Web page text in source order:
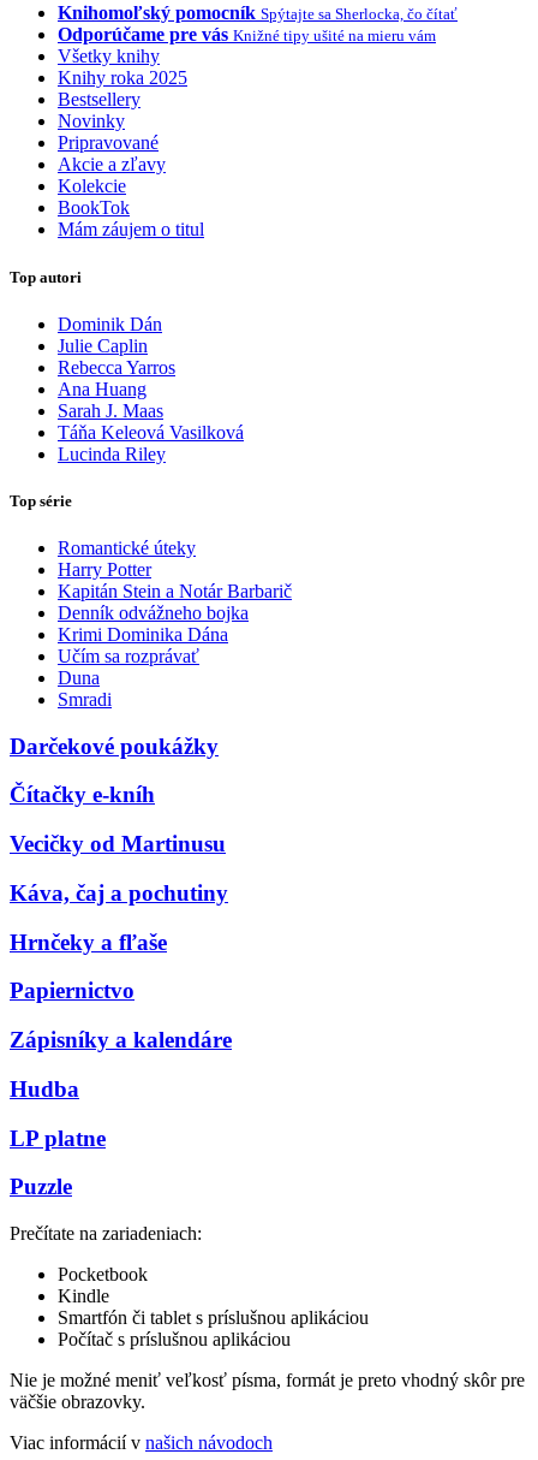
Knihomoľský pomocník Spýtajte sa Sherlocka, čo čítať
Odporúčame pre vás Knižné tipy ušité na mieru vám
Všetky knihy
Knihy roka 2025
Bestsellery
Novinky
Pripravované
Akcie a zľavy
Kolekcie
BookTok
Mám záujem o titul
Top autori
Dominik Dán
Julie Caplin
Rebecca Yarros
Ana Huang
Sarah J. Maas
Táňa Keleová Vasilková
Lucinda Riley
Top série
Romantické úteky
Harry Potter
Kapitán Stein a Notár Barbarič
Denník odvážneho bojka
Krimi Dominika Dána
Učím sa rozprávať
Duna
Smradi
Darčekové poukážky
Čítačky e-kníh
Vecičky od Martinusu
Káva, čaj a pochutiny
Hrnčeky a fľaše
Papiernictvo
Zápisníky a kalendáre
Hudba
LP platne
Puzzle
Prečítate na zariadeniach:
Pocketbook
Kindle
Smartfón či tablet s príslušnou aplikáciou
Počítač s príslušnou aplikáciou
Nie je možné meniť veľkosť písma, formát je preto vhodný skôr pre
väčšie obrazovky.
Viac informácií v našich návodoch